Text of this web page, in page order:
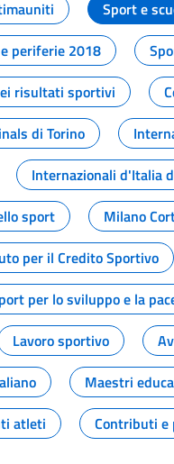
Sport e
periferie 2018
risultati sportivi
di Torino
Internazionali d'Italia
sport Milano
per il Credito Sportivo
per lo sviluppo e la
Lavoro sportivo
Maestri
atleti Contributi e